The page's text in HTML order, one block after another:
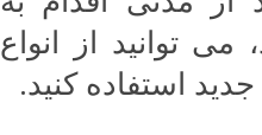
توانید از انواع
استفاده کنید.